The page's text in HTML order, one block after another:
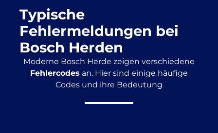
Typische
Fehlermeldungen bei
Bosch Herden
Moderne Bosch Herde zeigen verschiedene
Fehlercodes an. Hier sind einige häufige
Codes und ihre Bedeutung